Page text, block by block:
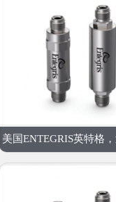
美国ENTEGRIS英特格